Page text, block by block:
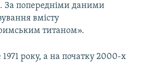
За попередніми даними
вмісту
титаном».
року, а на початку 2000-х